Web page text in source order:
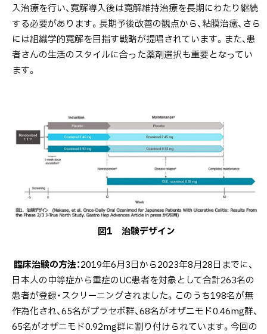
入治療を行い、寛解導入後は寛解維持治療を長期にわたり継続
する必要があります。長期予後改善の観点から、粘膜治癒、さら
には組織学的寛解を目指す戦略が提唱されています。また、患
者さんの生活のスタイルに合った薬剤選択も重要となってい
ます。
図1 治験デザイン
臨床治験の方法：2019年6月3日から2023年8月28日までに、
日本人の中等症から重症のUC患者を対象として合計263名の
患者が登録・スクリーニングされました。このうち198名が無
作為化され、65名がプラセボ群、68名がオザニモド0.46mg群、
65名がオザニモド0.92mg群に割り付けられています。今回の